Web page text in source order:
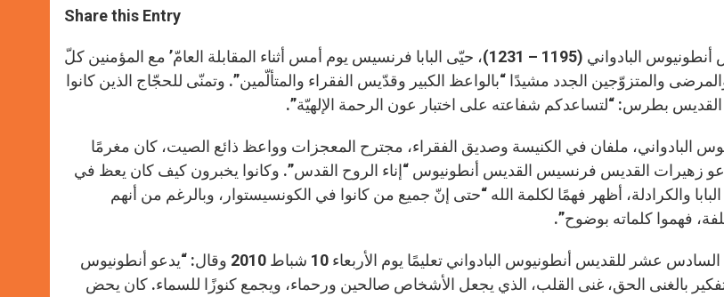
t
s
p
p
s
e
g
e
r
e
b
o
k
r
Share this Entry
لمناسبة عيد القديس أنطونيوس البادواني (1195 – 1231)، حيّى البابا فرنسيس يوم أمس أثناء المقابلة العامّ’ مع المؤمنين كلّ
والمتزوّجين الجدد مشيدًا “بالواعظ الكبير وقدّيس الفقراء والمتألّمين”. وتمنّى للحجّاج الذين كانوا
بطرس: “لتساعدكم شفاعته على اختبار عون الرحمة الإلهيّة”.
البادواني، ملفان في الكنيسة وصديق الفقراء، مجترح المعجزات وواعظ ذائع الصيت، كان مغرمًا
زهيرات القديس فرنسيس القديس أنطونيوس “إناء الروح القدس”. وكانوا يخبرون كيف كان يعظ في
والكرادلة، أظهر فهمًا لكلمة الله “حتى إنّ جميع من كانوا في الكونسيستوار، وبالرغم من أنهم
فهموا كلماته بوضوح”.
كرّس البابا يندكتس السادس عشر للقديس أنطونيوس البادواني تعليمًا يوم الأربعاء 10 شباط 2010 وقال: “يدعو أنطونيوس
بالغنى الحق، غنى القلب، الذي يجعل الأشخاص صالحين ورحماء، ويجمع كنوزًا للسماء. كان يحض